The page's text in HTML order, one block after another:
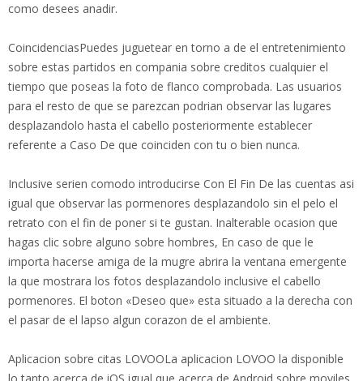
como desees anadir.
CoincidenciasPuedes juguetear en torno a de el entretenimiento
sobre estas partidos en compania sobre creditos cualquier el
tiempo que poseas la foto de flanco comprobada. Las usuarios
para el resto de que se parezcan podrian observar las lugares
desplazandolo hasta el cabello posteriormente establecer
referente a Caso De que coinciden con tu o bien nunca.
Inclusive serien comodo introducirse Con El Fin De las cuentas asi
igual que observar las pormenores desplazandolo sin el pelo el
retrato con el fin de poner si te gustan. Inalterable ocasion que
hagas clic sobre alguno sobre hombres, En caso de que le
importa hacerse amiga de la mugre abrira la ventana emergente
la que mostrara los fotos desplazandolo inclusive el cabello
pormenores. El boton «Deseo que» esta situado a la derecha con
el pasar de el lapso algun corazon de el ambiente.
Aplicacion sobre citas LOVOOLa aplicacion LOVOO la disponible